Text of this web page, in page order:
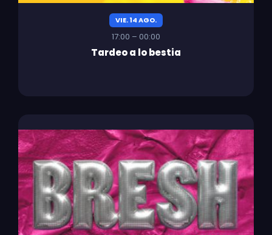
VIE. 14 AGO.
17:00 – 00:00
Tardeo a lo bestia